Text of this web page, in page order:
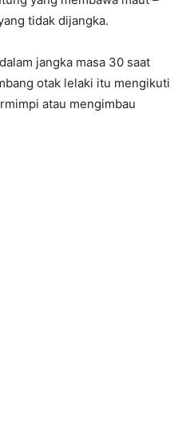
tidak dijangka.
jangka masa 30 saat
otak lelaki itu mengikuti
atau mengimbau